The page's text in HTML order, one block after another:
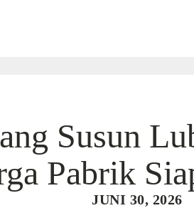
Susun
Pabrik
JUNI 30, 2026